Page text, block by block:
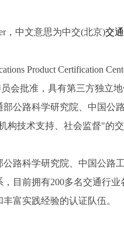
，中文意思为中交(北京)交
Product Certification
会批准，具有第三方独立地
公路科学研究院、中国公
构技术支持、社会监督"的
路科学研究院、中国公路
，目前拥有200多名交通行业
富实践经验的认证队伍。